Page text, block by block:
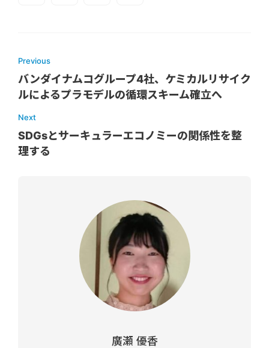
Previous
バンダイナムコグループ4社、ケミカルリサイク
ルによるプラモデルの循環スキーム確立へ
Next
SDGsとサーキュラーエコノミーの関係性を整
理する
廣瀬 優香